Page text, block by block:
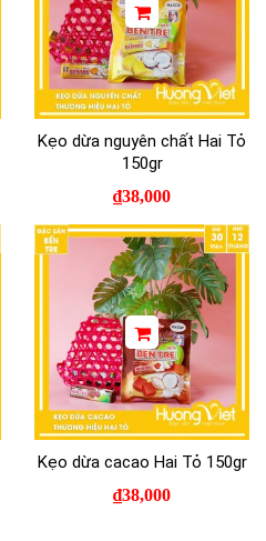
Kẹo dừa nguyên chất Hai Tỏ
150gr
₫38,000
Kẹo dừa cacao Hai Tỏ 150gr
₫38,000